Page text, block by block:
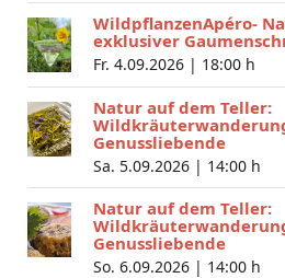
WildpflanzenApéro-
exklusiver
Fr. 4.09.2026 | 18:00 h
Natur auf dem Teller:
Genussliebende
Sa. 5.09.2026 | 14:00 h
Natur auf dem Teller:
Genussliebende
So. 6.09.2026 | 14:00 h